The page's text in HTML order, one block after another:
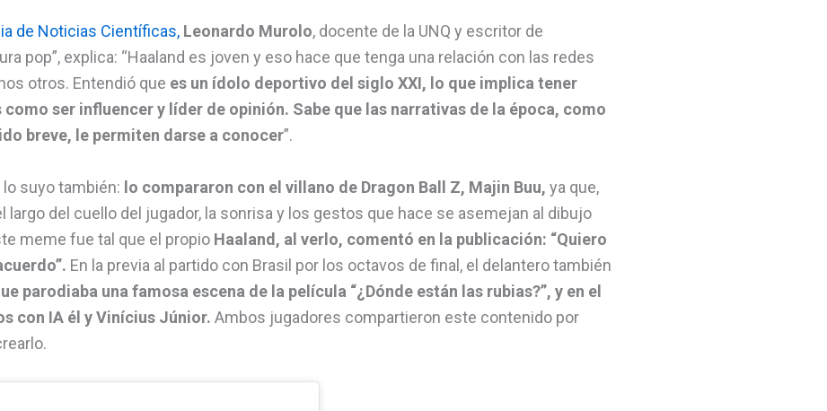
de Noticias Científicas, Leonardo Murolo, docente de la UNQ y escritor de
pop”, explica: “Haaland es joven y eso hace que tenga una relación con las redes
otros. Entendió que es un ídolo deportivo del siglo XXI, lo que implica tener
ser influencer y líder de opinión. Sabe que las narrativas de la época, como
breve, le permiten darse a conocer”.
suyo también: lo compararon con el villano de Dragon Ball Z, Majin Buu, ya que,
largo del cuello del jugador, la sonrisa y los gestos que hace se asemejan al dibujo
meme fue tal que el propio Haaland, al verlo, comentó en la publicación: “Quiero
En la previa al partido con Brasil por los octavos de final, el delantero también
parodiaba una famosa escena de la película “¿Dónde están las rubias?”, y en el
con IA él y Vinícius Júnior. Ambos jugadores compartieron este contenido por